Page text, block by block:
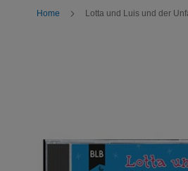
Home Lotta und Luis und der